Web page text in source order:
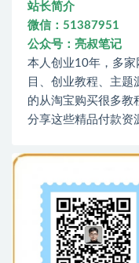
站长简介
微信：51387951
公众号：亮叔笔记
本人创业10年，多家
目、创业教程、主
的从淘宝购买很多教
分享这些精品付款资